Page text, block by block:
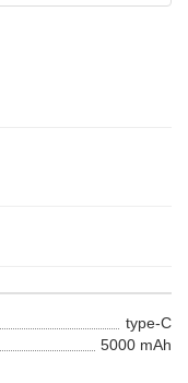
type-C
5000 mAh